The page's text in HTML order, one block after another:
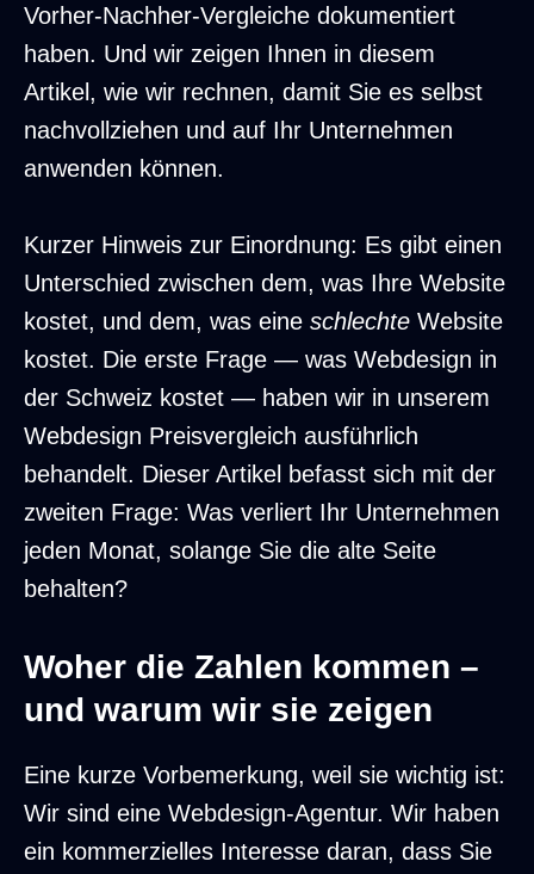
Vorher-Nachher-Vergleiche dokumentiert
haben. Und wir zeigen Ihnen in diesem
Artikel, wie wir rechnen, damit Sie es selbst
nachvollziehen und auf Ihr Unternehmen
anwenden können.
Kurzer Hinweis zur Einordnung: Es gibt einen
Unterschied zwischen dem, was Ihre Website
kostet, und dem, was eine schlechte Website
kostet. Die erste Frage — was Webdesign in
der Schweiz kostet — haben wir in unserem
Webdesign Preisvergleich ausführlich
behandelt. Dieser Artikel befasst sich mit der
zweiten Frage: Was verliert Ihr Unternehmen
jeden Monat, solange Sie die alte Seite
behalten?
Woher die Zahlen kommen –
und warum wir sie zeigen
Eine kurze Vorbemerkung, weil sie wichtig ist:
Wir sind eine Webdesign-Agentur. Wir haben
ein kommerzielles Interesse daran, dass Sie